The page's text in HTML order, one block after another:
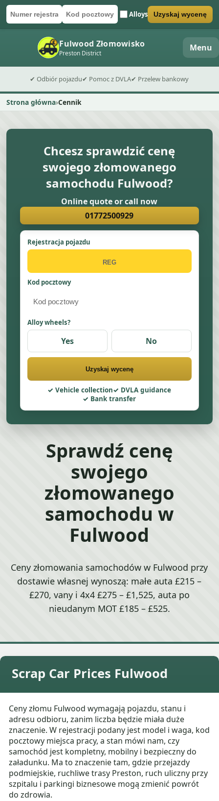
Numer rejestracyjny
Kod pocztowyAlloys
Wyślij formularz wyceny Uzyskaj wycenę
Fulwood Złomowisko
Preston District Menu
✔ Odbiór pojazdu✔ Pomoc z DVLA✔ Przelew bankowy
Strona główna Cennik
Chcesz sprawdzić cenę
swojego złomowanego
samochodu Fulwood?
Online quote or call now
01772500929
Rejestracja pojazdu
Kod pocztowy
Alloy wheels?
Yes No
Uzyskaj wycenę
Vehicle collection
DVLA guidance
Bank transfer
Sprawdź cenę
swojego
złomowanego
samochodu w
Fulwood
Ceny złomowania samochodów w Fulwood przy
dostawie własnej wynoszą: małe auta £215 –
£270, vany i 4x4 £275 – £1,525, auta po
nieudanym MOT £185 – £525.
Scrap Car Prices Fulwood
Ceny złomu Fulwood wymagają pojazdu, stanu i
adresu odbioru, zanim liczba będzie miała duże
znaczenie. W rejestracji podany jest model i waga, kod
pocztowy miejsca pracy, a stan mówi nam, czy
samochód jest kompletny, mobilny i bezpieczny do
załadunku. Ma to znaczenie tam, gdzie przejazdy
podmiejskie, ruchliwe trasy Preston, ruch uliczny przy
szpitalu i parkingi biznesowe mogą zmienić powrót
do zdrowia.